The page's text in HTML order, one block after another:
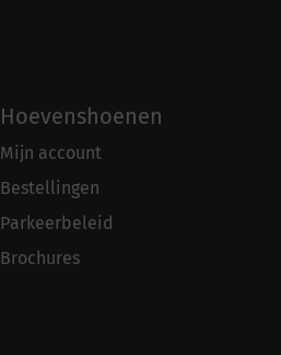
Hoevenshoenen
Mijn account
Bestellingen
Parkeerbeleid
Brochures